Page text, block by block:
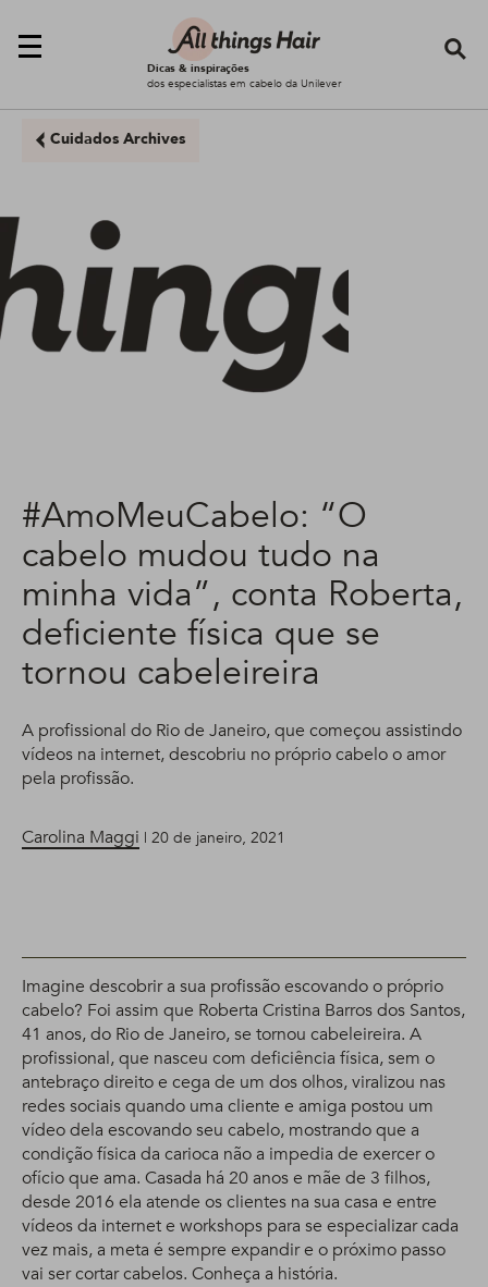
Dicas & inspirações
dos especialistas em cabelo da Unilever
Cuidados Archives
#AmoMeuCabelo: “O
cabelo mudou tudo na
minha vida”, conta Roberta,
deficiente física que se
tornou cabeleireira
A profissional do Rio de Janeiro, que começou assistindo
vídeos na internet, descobriu no próprio cabelo o amor
pela profissão.
Carolina Maggi | 20 de janeiro, 2021
Imagine descobrir a sua profissão escovando o próprio
cabelo? Foi assim que Roberta Cristina Barros dos Santos,
41 anos, do Rio de Janeiro, se tornou cabeleireira. A
profissional, que nasceu com deficiência física, sem o
antebraço direito e cega de um dos olhos, viralizou nas
redes sociais quando uma cliente e amiga postou um
vídeo dela escovando seu cabelo, mostrando que a
condição física da carioca não a impedia de exercer o
ofício que ama. Casada há 20 anos e mãe de 3 filhos,
desde 2016 ela atende os clientes na sua casa e entre
vídeos da internet e workshops para se especializar cada
vez mais, a meta é sempre expandir e o próximo passo
vai ser cortar cabelos. Conheça a história.